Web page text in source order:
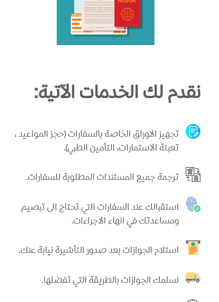
نقدم لك الخدمات الآتية:
تجهيز الاوراق الخاصة بالسفارات (حجز المواعيد ،
تعبئة الاستمارات، التأمين الطبي).
ترجمة جميع المستندات المطلوبة للسفارات.
استقبالك عند السفارات التي تحتاج الى تبصيم
ومساعدتك في انهاء الاجراءات.
استلام الجوازات بعد صدور التأشيرة نيابة عنك.
نسلمك الجوازات بالطريقة التي تفضلها.